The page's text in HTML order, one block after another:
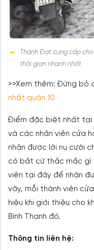
Thành Đạt cung cấp
thời gian nhanh nhất
>>Xem thêm: Đừng bỏ
nhất quận 10
Điểm đặc biệt nhất tại
và các nhân viên cửa
nhận được lời nụ cười
có bất cứ thắc mắc gì
viên tại đây để nhận
vậy, mỗi thành viên
hiệu khi giới thiệu cho
Bình Thạnh đó.
Thông tin liên hệ: